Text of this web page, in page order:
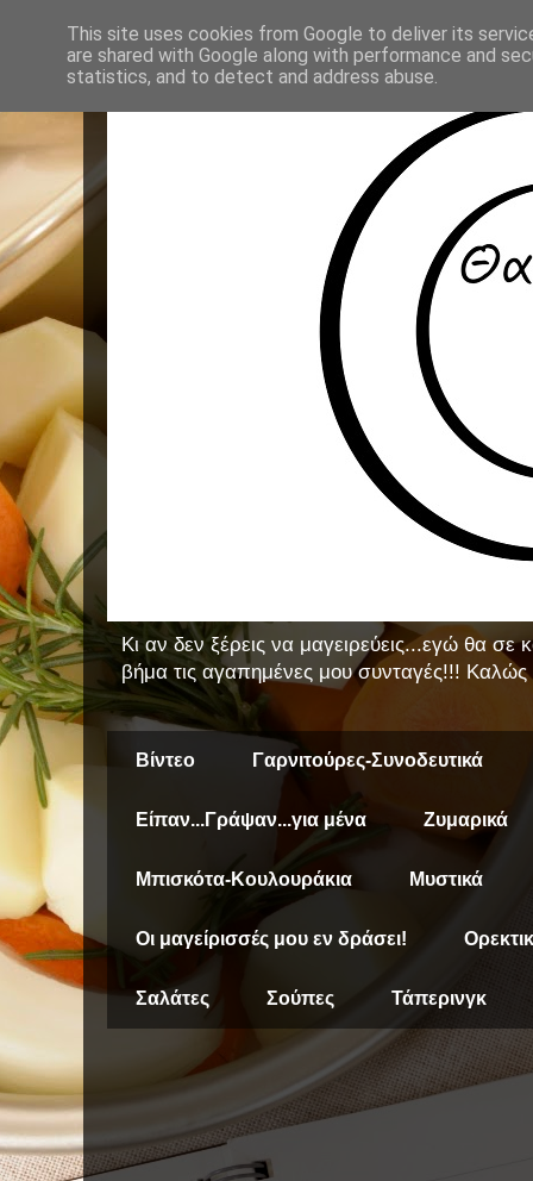
Κι αν δεν ξέρεις να μαγειρεύεις...εγώ θα
βήμα τις αγαπημένες μου συνταγές!!! Καλώς
Βίντεο Γαρνιτούρες-Συνοδευτικά
Είπαν...Γράψαν...για μένα Ζυμαρικά
Μπισκότα-Κουλουράκια Μυστικά
Οι μαγείρισσές μου εν δράσει!
Σαλάτες Σούπες Τάπερινγκ
This site uses cookies from Google to deliver its
are shared with Google along with performance and
statistics, and to detect and address abuse.